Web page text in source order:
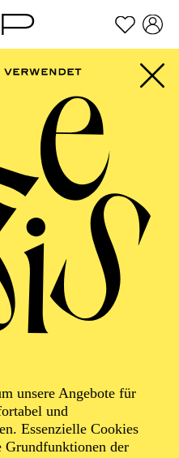
Footer springen
unsere Angebote für
und
Essenzielle Cookies
Grundfunktionen der
der
Wolfgang Korngold